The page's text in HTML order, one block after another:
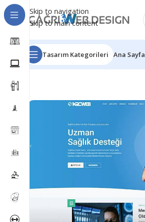
Skip to navigation
Skip to main content
Tasarım Kategorileri Ana Sayfa